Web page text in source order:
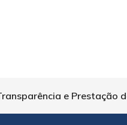
e Prestação